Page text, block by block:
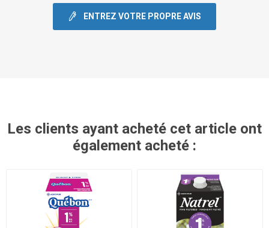
ENTREZ VOTRE PROPRE AVIS
Les clients ayant acheté cet article ont
également acheté :